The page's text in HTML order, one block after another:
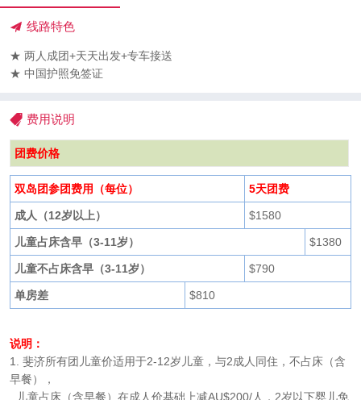
线路特色
★ 两人成团+天天出发+专车接送
★ 中国护照免签证
费用说明
团费价格
双岛团参团费用（每位） 5天团费
成人（12岁以上） $1580
儿童占床含早（3-11岁） $1380
儿童不占床含早（3-11岁） $790
单房差 $810
说明：
1. 斐济所有团儿童价适用于2-12岁儿童，与2成人同住，不占床（含
早餐），
儿童占床（含早餐）在成人价基础上减AU$200/人，2岁以下婴儿免